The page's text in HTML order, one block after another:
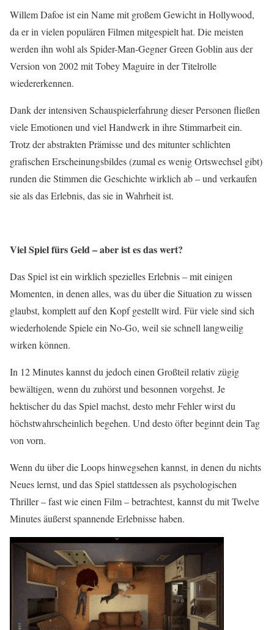
Willem Dafoe ist ein Name mit großem Gewicht in Hollywood,
da er in vielen populären Filmen mitgespielt hat. Die meisten
werden ihn wohl als Spider-Man-Gegner Green Goblin aus der
Version von 2002 mit Tobey Maguire in der Titelrolle
wiedererkennen.
Dank der intensiven Schauspielerfahrung dieser Personen fließen
viele Emotionen und viel Handwerk in ihre Stimmarbeit ein.
Trotz der abstrakten Prämisse und des mitunter schlichten
grafischen Erscheinungsbildes (zumal es wenig Ortswechsel gibt)
runden die Stimmen die Geschichte wirklich ab – und verkaufen
sie als das Erlebnis, das sie in Wahrheit ist.
Viel Spiel fürs Geld – aber ist es das wert?
Das Spiel ist ein wirklich spezielles Erlebnis – mit einigen
Momenten, in denen alles, was du über die Situation zu wissen
glaubst, komplett auf den Kopf gestellt wird. Für viele sind sich
wiederholende Spiele ein No-Go, weil sie schnell langweilig
wirken können.
In 12 Minutes kannst du jedoch einen Großteil relativ zügig
bewältigen, wenn du zuhörst und besonnen vorgehst. Je
hektischer du das Spiel machst, desto mehr Fehler wirst du
höchstwahrscheinlich begehen. Und desto öfter beginnt dein Tag
von vorn.
Wenn du über die Loops hinwegsehen kannst, in denen du nichts
Neues lernst, und das Spiel stattdessen als psychologischen
Thriller – fast wie einen Film – betrachtest, kannst du mit Twelve
Minutes äußerst spannende Erlebnisse haben.